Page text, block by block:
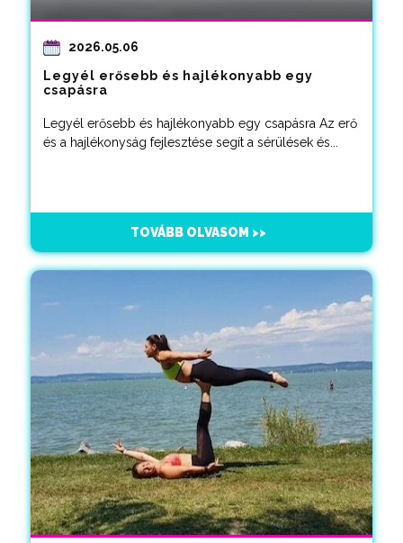
2026.05.06
Legyél erősebb és hajlékonyabb egy
csapásra
Legyél erősebb és hajlékonyabb egy csapásra Az erő
és a hajlékonyság fejlesztése segít a sérülések és...
TOVÁBB OLVASOM >>